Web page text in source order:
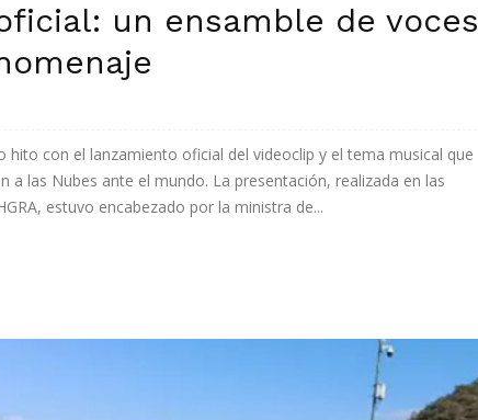
un ensamble de voces
hito con el lanzamiento oficial del videoclip y el tema musical que
a las Nubes ante el mundo. La presentación, realizada en las
estuvo encabezado por la ministra de...